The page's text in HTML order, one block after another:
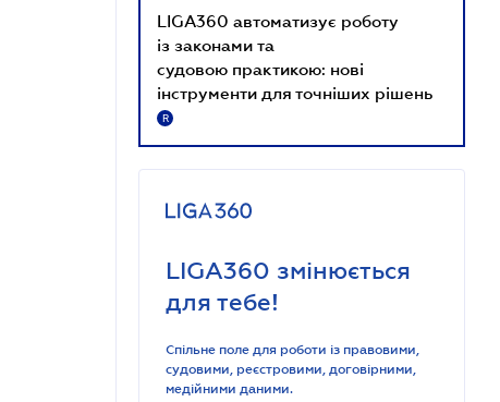
LIGA360 автоматизує роботу
із законами та
судовою практикою: нові
інструменти для точніших рішень
R
LIGA360 змінюється
для тебе!
Спільне поле для роботи із правовими,
судовими, реєстровими, договірними,
медійними даними.